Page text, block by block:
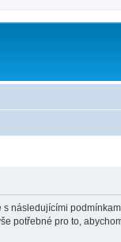
s následujícími
potřebné pro to,